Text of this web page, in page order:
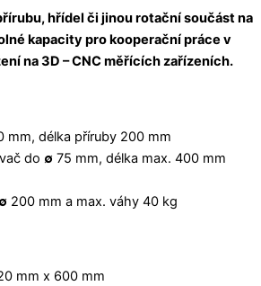
hřídel či jinou rotační součást na
kapacity pro kooperační práce v
na 3D – CNC měřících zařízeních.
mm, délka příruby 200 mm
do ∅ 75 mm, délka max. 400 mm
∅ 200 mm a max. váhy 40 kg
mm x 600 mm